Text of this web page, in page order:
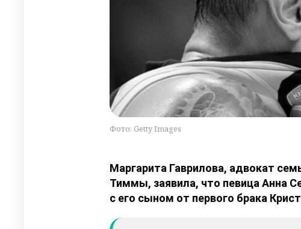
Фото: Getty Images
Маргарита Гаврилова, адвокат
Тиммы, заявила, что певица Анна
с его сыном от первого брака